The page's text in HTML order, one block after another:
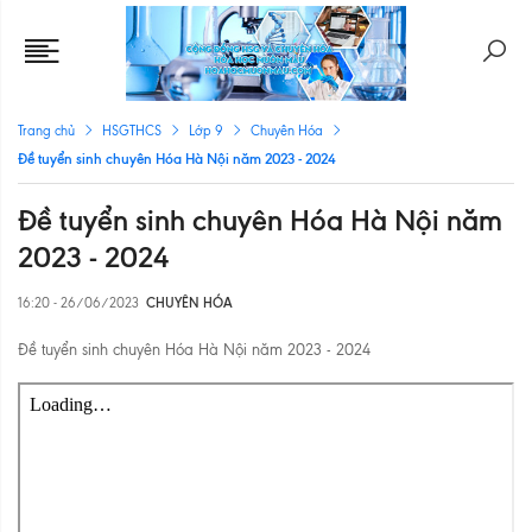
Trang chủ HSGTHCS Lớp 9 Chuyên Hóa
Đề tuyển sinh chuyên Hóa Hà Nội năm 2023 - 2024
Đề tuyển sinh chuyên Hóa Hà Nội năm
2023 - 2024
16:20 - 26/06/2023 CHUYÊN HÓA
Đề tuyển sinh chuyên Hóa Hà Nội năm 2023 - 2024